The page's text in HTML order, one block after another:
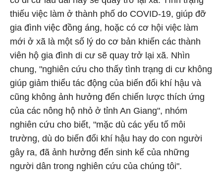
thiếu việc làm ở thành phố do COVID-19, giúp đỡ
gia đình việc đồng áng, hoặc có cơ hội việc làm
mới ở xã là một số lý do cơ bản khiến các thành
viên hộ gia đình di cư sẽ quay trở lại xã. Nhìn
chung, "nghiên cứu cho thấy tình trạng di cư không
giúp giảm thiểu tác động của biến đổi khí hậu và
cũng không ảnh hưởng đến chiến lược thích ứng
của các nông hộ nhỏ ở tỉnh An Giang", nhóm
nghiên cứu cho biết, "mặc dù các yếu tố môi
trường, dù do biến đổi khí hậu hay do con người
gây ra, đã ảnh hưởng đến sinh kế của những
người dân trong nghiên cứu của chúng tôi".